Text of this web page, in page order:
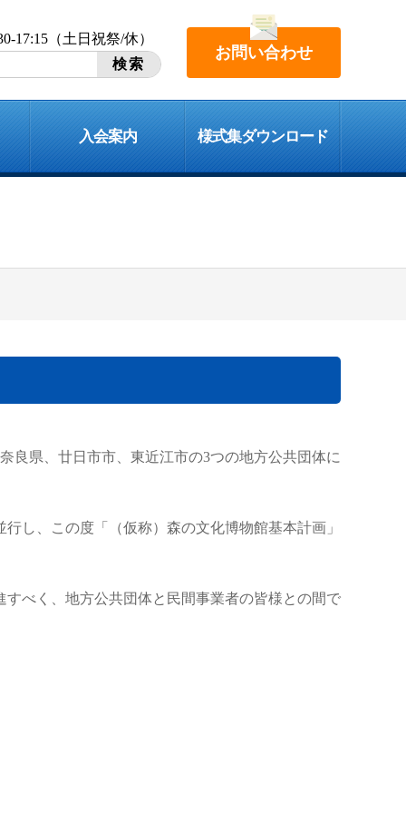
17:15（土日祝祭/休）
お問い合わせ
入会案内 様式集ダウンロード
良県、廿日市市、東近江市の3つの地方公共団体に
し、この度「（仮称）森の文化博物館基本計画」
べく、地方公共団体と民間事業者の皆様との間で